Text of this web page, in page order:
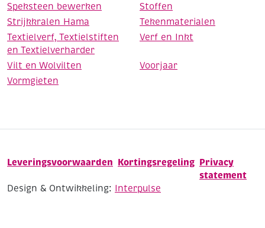
Speksteen bewerken
Stoffen
Strijkkralen Hama
Tekenmaterialen
Textielverf, Textielstiften
en Textielverharder
Verf en Inkt
Vilt en Wolvilten
Voorjaar
Vormgieten
Leveringsvoorwaarden Kortingsregeling Privacy
statement
Design & Ontwikkeling: Interpulse